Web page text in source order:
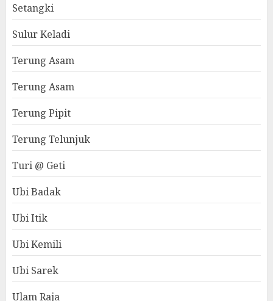
Setangki
Sulur Keladi
Terung Asam
Terung Asam
Terung Pipit
Terung Telunjuk
Turi @ Geti
Ubi Badak
Ubi Itik
Ubi Kemili
Ubi Sarek
Ulam Raja